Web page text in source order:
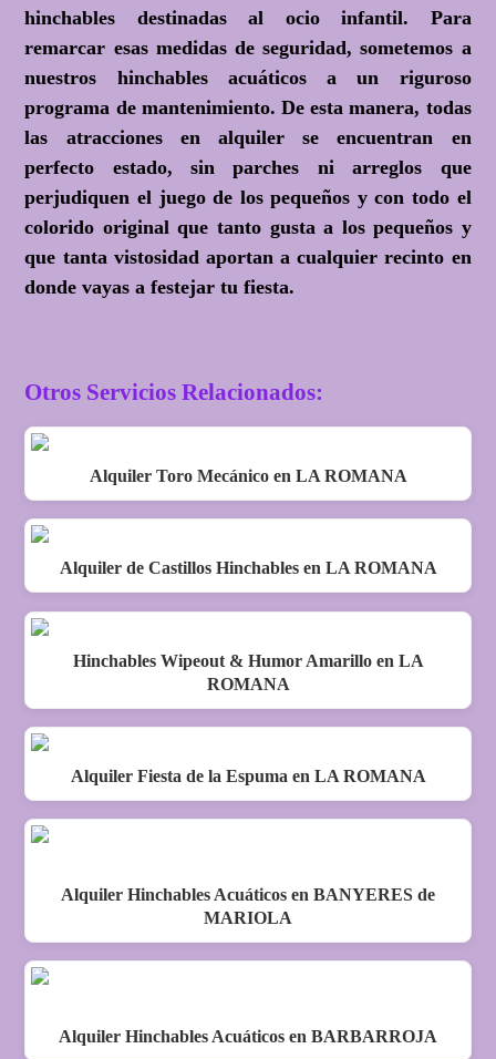
hinchables destinadas al ocio infantil. Para
remarcar esas medidas de seguridad, sometemos a
nuestros hinchables acuáticos a un riguroso
programa de mantenimiento. De esta manera, todas
las atracciones en alquiler se encuentran en
perfecto estado, sin parches ni arreglos que
perjudiquen el juego de los pequeños y con todo el
colorido original que tanto gusta a los pequeños y
que tanta vistosidad aportan a cualquier recinto en
donde vayas a festejar tu fiesta.
Otros Servicios Relacionados:
Alquiler Toro Mecánico en LA ROMANA
Alquiler de Castillos Hinchables en LA ROMANA
Hinchables Wipeout & Humor Amarillo en LA
ROMANA
Alquiler Fiesta de la Espuma en LA ROMANA
Alquiler Hinchables Acuáticos en BANYERES de
MARIOLA
Alquiler Hinchables Acuáticos en BARBARROJA